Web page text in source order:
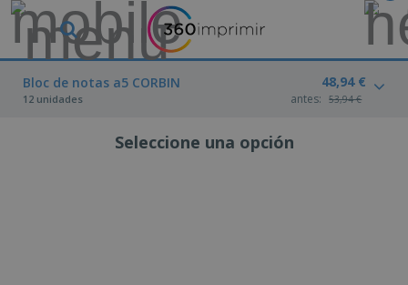
Bloc de notas a5 CORBIN
12 unidades
48,94 €
antes: 53,94 €
Seleccione una opción